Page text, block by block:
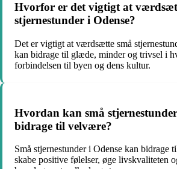
Hvorfor er det vigtigt at
stjernestunder i Odense?
Det er vigtigt at værdsætte små
kan bidrage til glæde, minder og trivsel i
forbindelsen til byen og dens kultur.
Hvordan kan små
bidrage til velvære?
Små stjernestunder i Odense kan bidrage
skabe positive følelser, øge livskvaliteten